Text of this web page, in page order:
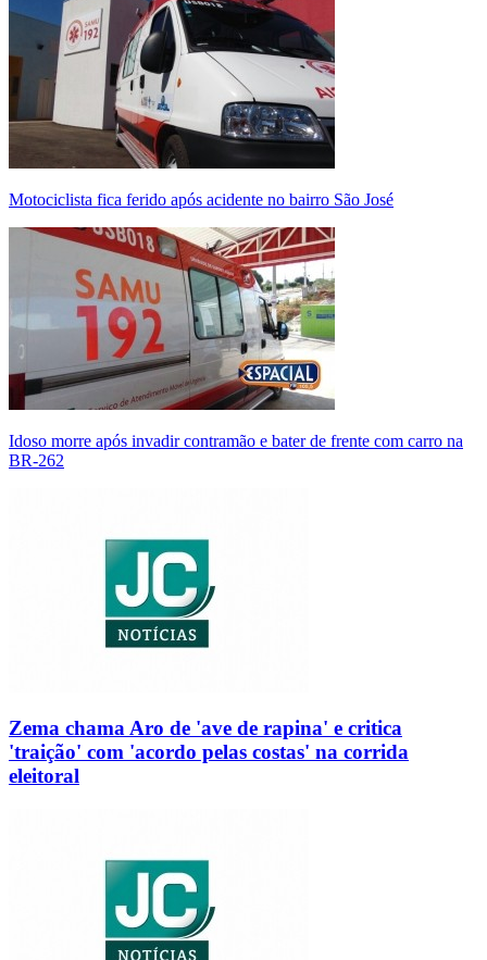
Motociclista fica ferido após acidente no bairro São José
Idoso morre após invadir contramão e bater de frente com carro na
BR-262
Zema chama Aro de 'ave de rapina' e critica
'traição' com 'acordo pelas costas' na corrida
eleitoral